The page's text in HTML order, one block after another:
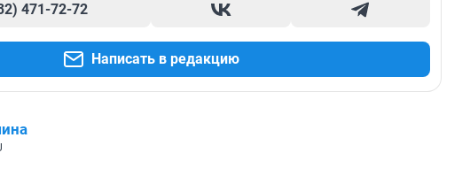
471-72-72
Написать в редакцию